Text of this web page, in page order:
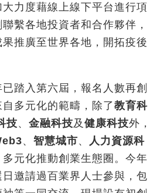
大力度藉線上線下平台進行項
繫各地投資者和合作夥伴，
推廣至世界各地，開拓疫後
已踏入第六屆，報名人數再創
多元化的範疇，除了教育科
技、 金融科技及 健康科技外，
、 智慧城市、 人力資源科
多元化推動創業生態圈。今年
日邀請過百業界人士參與，包